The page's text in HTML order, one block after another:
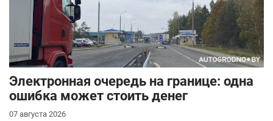
Электронная очередь на границе: одна
ошибка может стоить денег
07 августа 2026